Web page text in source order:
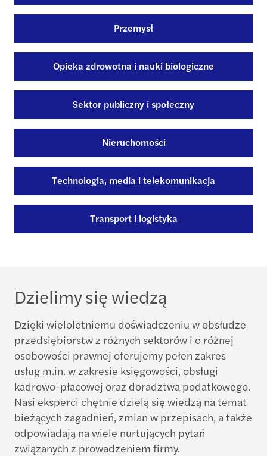
Przemysł
Opieka zdrowotna i nauki biologiczne
Sektor publiczny i społeczny
Nieruchomości
Technologia, media i telekomunikacja
Transport i logistyka
Dzielimy się wiedzą
Dzięki wieloletniemu doświadczeniu w obsłudze
przedsiębiorstw z różnych sektorów i o różnej
osobowości prawnej oferujemy pełen zakres
usług m.in. w zakresie księgowości, obsługi
kadrowo-płacowej oraz doradztwa podatkowego.
Nasi eksperci chętnie dzielą się wiedzą na temat
bieżących zagadnień, zmian w przepisach, a także
odpowiadają na wiele nurtujących pytań
związanych z prowadzeniem firmy.